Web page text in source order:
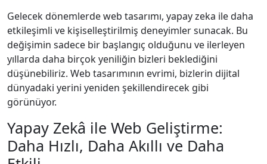
Gelecek dönemlerde web tasarımı, yapay zeka ile daha
etkileşimli ve kişiselleştirilmiş deneyimler sunacak. Bu
değişimin sadece bir başlangıç olduğunu ve ilerleyen
yıllarda daha birçok yeniliğin bizleri beklediğini
düşünebiliriz. Web tasarımının evrimi, bizlerin dijital
dünyadaki yerini yeniden şekillendirecek gibi
görünüyor.
Yapay Zekâ ile Web Geliştirme:
Daha Hızlı, Daha Akıllı ve Daha